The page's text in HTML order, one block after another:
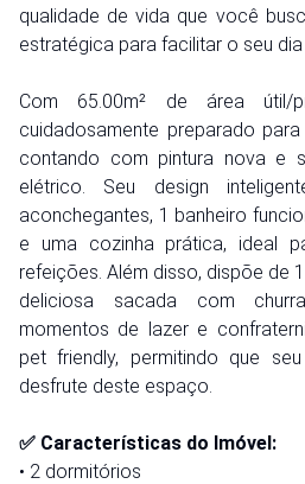
qualidade de vida que você
estratégica para facilitar o seu dia
Com 65.00m² de área útil/
cuidadosamente preparado
contando com pintura nova e
elétrico. Seu design
aconchegantes, 1 banheiro
e uma cozinha prática, ideal
refeições. Além disso, dispõe de
deliciosa sacada com
momentos de lazer e
pet friendly, permitindo que
desfrute deste espaço.
✅ Características do Imóvel:
• 2 dormitórios